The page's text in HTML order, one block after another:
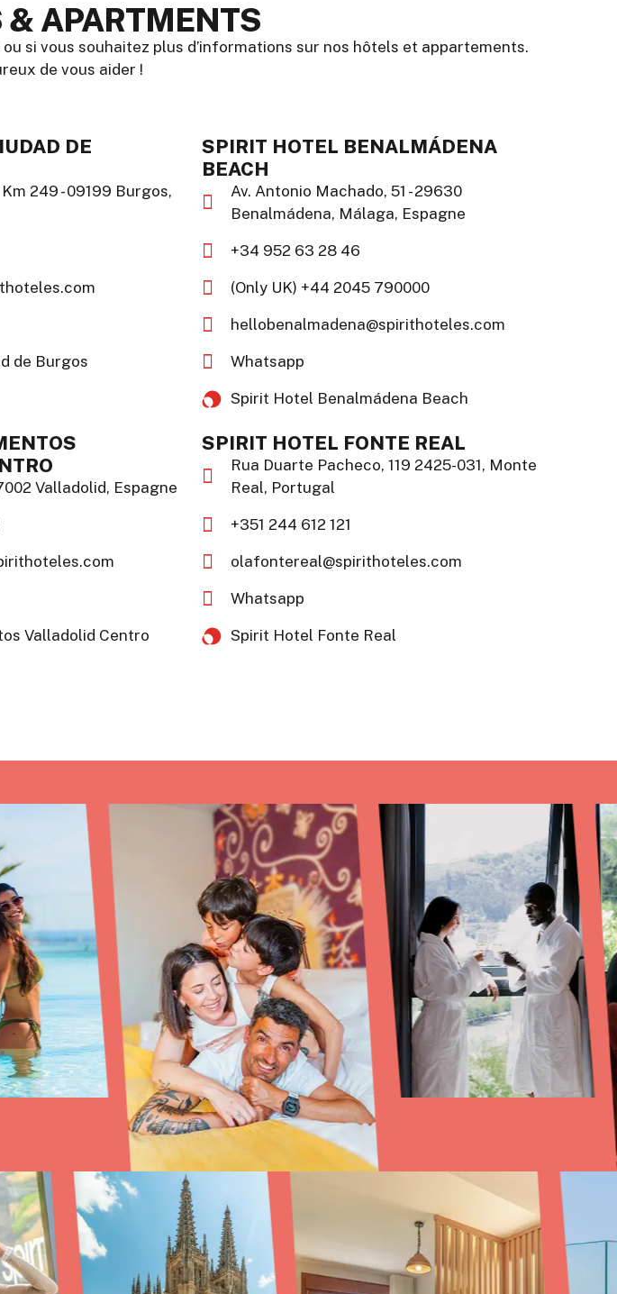
APARTMENTS
si vous souhaitez plus d’informations sur nos hôtels et appartements.
de vous aider !
DE
249 - 09199 Burgos,
de Burgos​
SPIRIT HOTEL BENALMÁDENA
BEACH
Av. Antonio Machado, 51 - 29630
Benalmádena, Málaga, Espagne
+34 952 63 28 46
(Only UK) +44 2045 790000
hellobenalmadena@spirithoteles.com
Whatsapp
Spirit Hotel Benalmádena Beach​
Valladolid, Espagne
Valladolid Centro​
SPIRIT HOTEL FONTE REAL
Rua Duarte Pacheco, 119 2425-031, Monte
Real, Portugal
+351 244 612 121
olafontereal@spirithoteles.com
Whatsapp
Spirit Hotel Fonte Real​